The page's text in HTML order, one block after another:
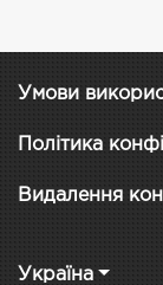
Умови
Політика
Видалення
Україна